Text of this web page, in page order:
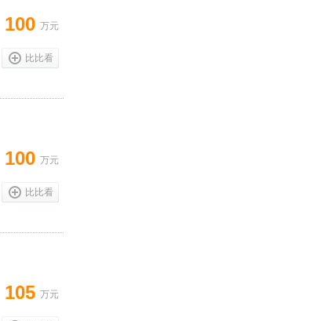
100 万元
比比看
100 万元
比比看
105 万元